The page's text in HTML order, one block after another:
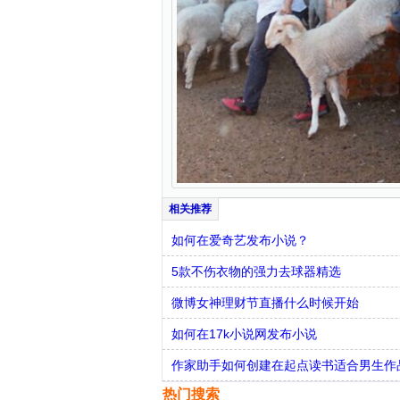
如何在爱奇艺发布小说？
5款不伤衣物的强力去球器精选
微博女神理财节直播什么时候开始
如何在17k小说网发布小说
作家助手如何创建在起点读书适合男生作
热门搜索